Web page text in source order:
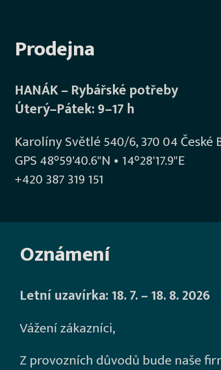
Prodejna
HANÁK – Rybářské potřeby
Úterý–Pátek: 9–17 h
Karolíny Světlé 540/6, 370 04 České
GPS 48°59'40.6"N • 14°28'17.9"E
+420 387 319 151
Oznámení
Letní uzavírka: 18. 7. – 18. 8. 2026
Vážení zákazníci,
Z provozních důvodů bude naše